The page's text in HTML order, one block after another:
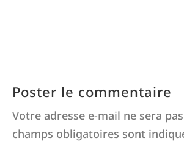
Poster le commentaire
Votre adresse e-mail ne sera
champs obligatoires sont